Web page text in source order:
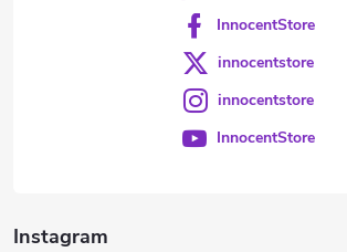
Instagram
InnocentStore
innocentstore
innocentstore
InnocentStore